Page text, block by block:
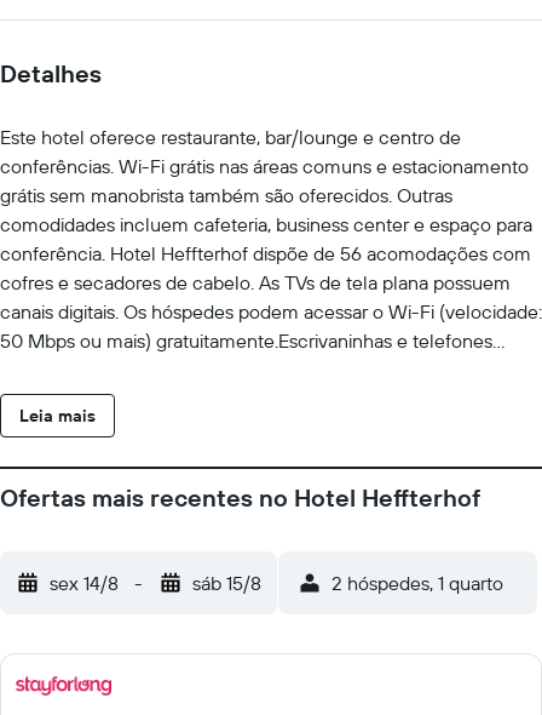
Detalhes
Este hotel oferece restaurante, bar/lounge e centro de
conferências. Wi-Fi grátis nas áreas comuns e estacionamento
grátis sem manobrista também são oferecidos. Outras
comodidades incluem cafeteria, business center e espaço para
conferência. Hotel Heffterhof dispõe de 56 acomodações com
cofres e secadores de cabelo. As TVs de tela plana possuem
canais digitais. Os hóspedes podem acessar o Wi-Fi (velocidade:
50 Mbps ou mais) gratuitamente.Escrivaninhas e telefones
e comodidades como roupas de cama antialérgicas podem ser
requisitadas.
Leia mais
Ofertas mais recentes no Hotel Heffterhof
sex 14/8 - sáb 15/8 2 hóspedes, 1 quarto